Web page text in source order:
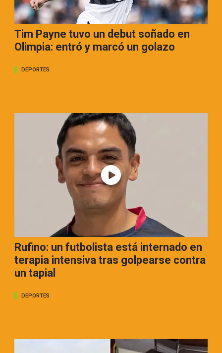
Tim Payne tuvo un debut soñado en
Olimpia: entró y marcó un golazo
DEPORTES
Rufino: un futbolista está internado en
terapia intensiva tras golpearse contra
un tapial
DEPORTES